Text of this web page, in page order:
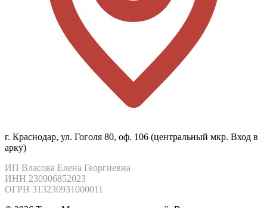
г. Краснодар, ул. Гоголя 80, оф. 106 (центральный мкр. Вход в
арку)
ИП Власова Елена Георгиевна
ИНН 230906852023
ОГРН 313230931000011